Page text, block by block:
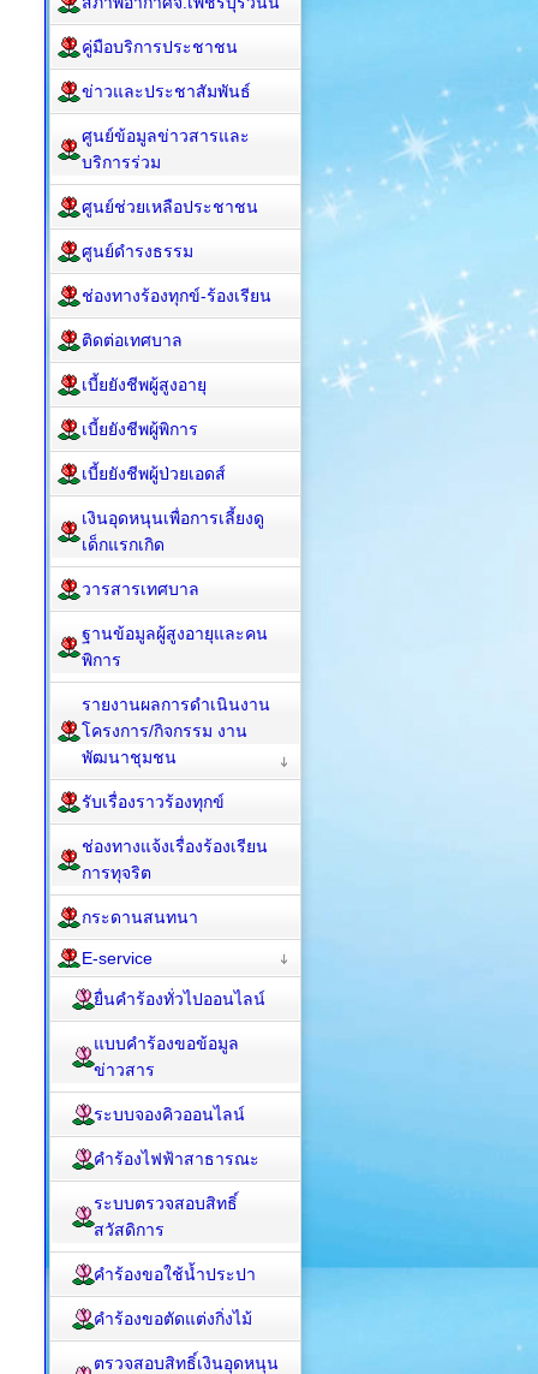
คู่มือบริการประชาชน
ข่าวและประชาสัมพันธ์
ศูนย์ข้อมูลข่าวสารและ
บริการร่วม
ศูนย์ช่วยเหลือประชาชน
ศูนย์ดำรงธรรม
ช่องทางร้องทุกข์-ร้องเรียน
ติดต่อเทศบาล
เบี้ยยังชีพผู้สูงอายุ
เบี้ยยังชีพผู้พิการ
เบี้ยยังชีพผู้ป่วยเอดส์
เงินอุดหนุนเพื่อการเลี้ยงดู
เด็กแรกเกิด
วารสารเทศบาล
ฐานข้อมูลผู้สูงอายุและคน
พิการ
รายงานผลการดำเนินงาน
โครงการ/กิจกรรม งาน
พัฒนาชุมชน
รับเรื่องราวร้องทุกข์
ช่องทางแจ้งเรื่องร้องเรียน
การทุจริต
กระดานสนทนา
E-service
ยื่นคำร้องทั่วไปออนไลน์
แบบคำร้องขอข้อมูล
ข่าวสาร
ระบบจองคิวออนไลน์
คำร้องไฟฟ้าสาธารณะ
ระบบตรวจสอบสิทธิ์
สวัสดิการ
คำร้องขอใช้น้ำประปา
คำร้องขอตัดแต่งกิ่งไม้
ตรวจสอบสิทธิ์เงินอุดหนุน